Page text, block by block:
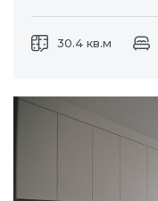
30.4 кв.м